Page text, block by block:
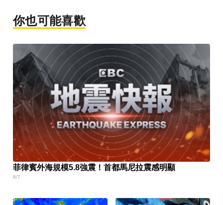
你也可能喜歡
菲律賓外海規模5.8強震！首都馬尼拉震感明顯
8/7